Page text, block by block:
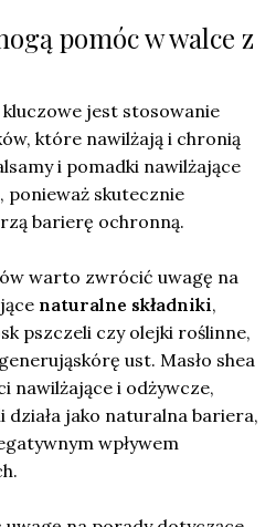
pomóc w walce z
jest stosowanie
które nawilżają i chronią
i pomadki nawilżające
ponieważ skutecznie
barierę ochronną.
warto zwrócić uwagę na
naturalne składniki,
pszczeli czy olejki roślinne,
ust. Masło shea
nawilżające i odżywcze,
jako naturalna bariera,
wpływem